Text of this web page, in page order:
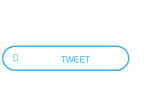
TWEET